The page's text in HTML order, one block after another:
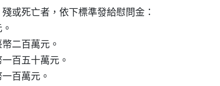
或死亡者，依下標準發給慰問金：
二百萬元。
百五十萬元。
百萬元。